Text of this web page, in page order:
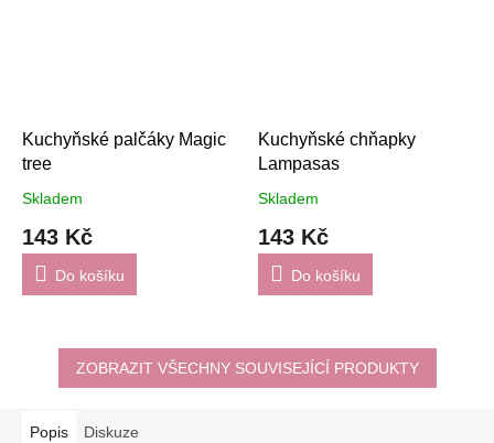
Kuchyňské palčáky Magic
tree
Skladem
143 Kč
Do košíku
Kuchyňské chňapky
Lampasas
Skladem
143 Kč
Do košíku
ZOBRAZIT VŠECHNY SOUVISEJÍCÍ PRODUKTY
Popis Diskuze